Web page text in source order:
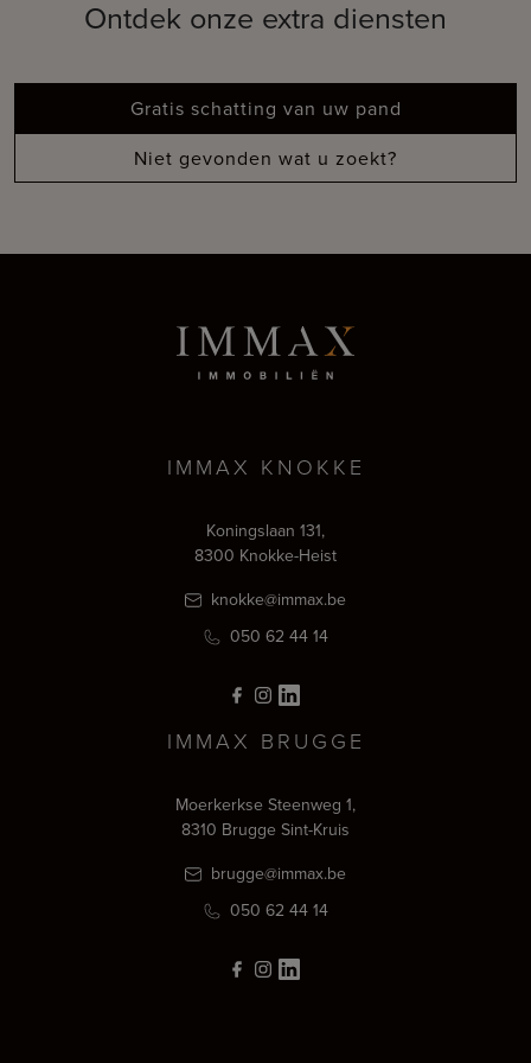
Ontdek onze extra diensten
Gratis schatting van uw pand
Niet gevonden wat u zoekt?
IMMAX KNOKKE
Koningslaan 131,
8300 Knokke-Heist
knokke@immax.be
050 62 44 14
IMMAX BRUGGE
Moerkerkse Steenweg 1,
8310 Brugge Sint-Kruis
brugge@immax.be
050 62 44 14